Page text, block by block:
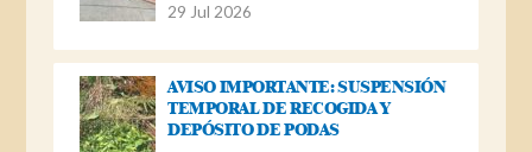
29 Jul 2026
AVISO IMPORTANTE: SUSPENSIÓN
TEMPORAL DE RECOGIDA Y
DEPÓSITO DE PODAS